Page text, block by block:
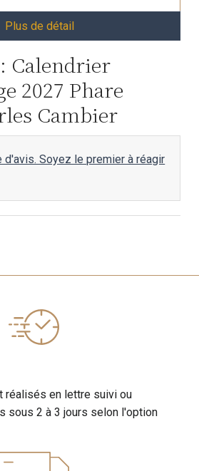
Plus de détail
Calendrier
2027 Phare
Cambier
d'avis. Soyez le premier à réagir
réalisés en lettre suivi ou
sous 2 à 3 jours selon l'option